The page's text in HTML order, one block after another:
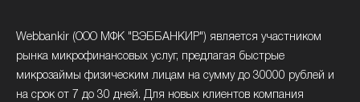
Webbankir (ООО МФК "ВЭББАНКИР") является участником
рынка микрофинансовых услуг, предлагая быстрые
микрозаймы физическим лицам на сумму до 30000 рублей и
на срок от 7 до 30 дней. Для новых клиентов компания